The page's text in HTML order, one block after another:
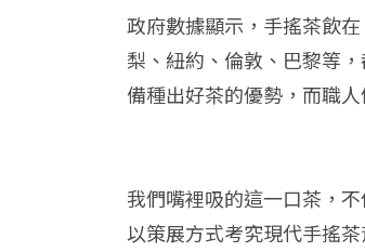
政府數據顯示，手搖茶飲
梨、紐約、倫敦、巴黎等
備種出好茶的優勢，而職
我們嘴裡吸的這一口茶，
以策展方式考究現代手搖